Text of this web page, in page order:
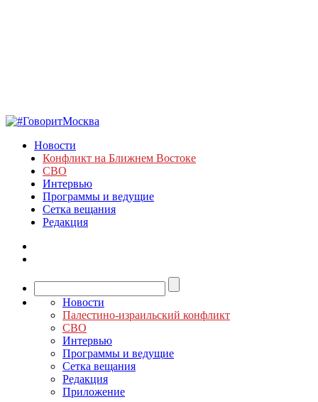
Новости
Конфликт на Ближнем Востоке
СВО
Интервью
Программы и ведущие
Сетка вещания
Редакция
Новости
Палестино-израильский конфликт
СВО
Интервью
Программы и ведущие
Сетка вещания
Редакция
Приложение